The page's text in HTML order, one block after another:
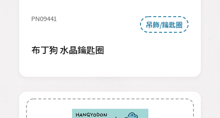
PN09441
吊飾/鑰匙圈
布丁狗 水晶鑰匙圈